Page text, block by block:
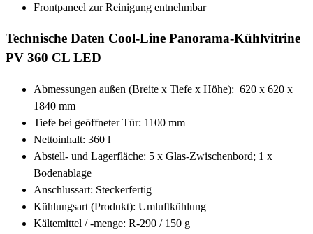
Frontpaneel zur Reinigung entnehmbar
Technische Daten Cool-Line Panorama-Kühlvitrine
PV 360 CL LED
Abmessungen außen (Breite x Tiefe x Höhe): 620 x 620 x
1840 mm
Tiefe bei geöffneter Tür: 1100 mm
Nettoinhalt: 360 l
Abstell- und Lagerfläche: 5 x Glas-Zwischenbord; 1 x
Bodenablage
Anschlussart: Steckerfertig
Kühlungsart (Produkt): Umluftkühlung
Kältemittel / -menge: R-290 / 150 g